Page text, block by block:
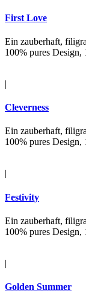
First Love
Ein zauberhaft,
100% pures
|
Cleverness
Ein zauberhaft,
100% pures
|
Festivity
Ein zauberhaft,
100% pures
|
Golden Summer